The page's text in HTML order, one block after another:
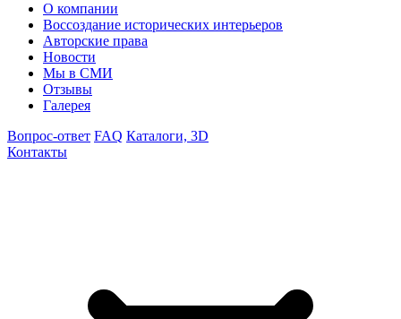
О компании
Воссоздание исторических интерьеров
Авторские права
Новости
Мы в СМИ
Отзывы
Галерея
Вопрос-ответ FAQ Каталоги, 3D
Контакты